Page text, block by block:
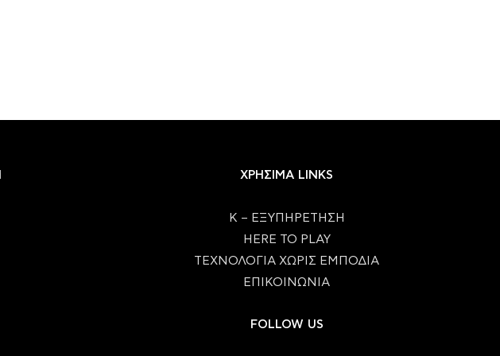
ΧΡΗΣΙΜΑ LINKS
Κ – ΕΞΥΠΗΡΕΤΗΣΗ
HERE TO PLAY
ΤΕΧΝΟΛΟΓΙΑ ΧΩΡΙΣ ΕΜΠΟΔΙΑ
ΕΠΙΚΟΙΝΩΝΙΑ
FOLLOW US